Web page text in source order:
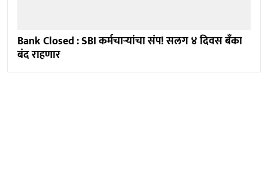
Bank Closed : SBI कर्मचाऱ्यांचा संप! सलग ४ दिवस बँका
बंद राहणार